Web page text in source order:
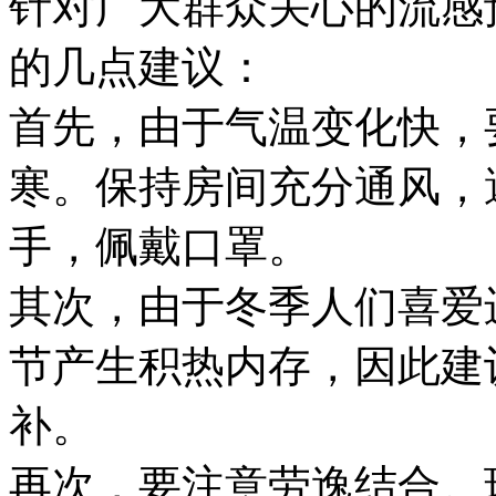
的几点建议：
首先，由于气温变化快
寒。保持房间充分通风
手，佩戴口罩。
其次，由于冬季人们喜
节产生积热内存，因此
补。
再次，要注意劳逸结合